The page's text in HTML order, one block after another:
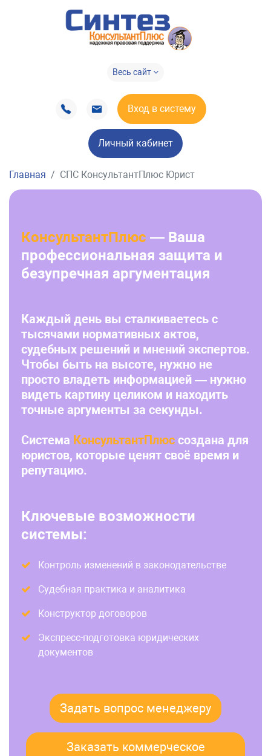
Весь сайт
Вход в систему
Личный кабинет
Главная СПС КонсультантПлюс Юрист
КонсультантПлюс — Ваша
профессиональная защита и
безупречная аргументация
Каждый день вы сталкиваетесь с
тысячами нормативных актов,
судебных решений и мнений экспертов.
Чтобы быть на высоте, нужно не
просто владеть информацией — нужно
видеть картину целиком и находить
точные аргументы за секунды.
Система КонсультантПлюс создана для
юристов, которые ценят своё время и
репутацию.
Ключевые возможности
системы:
Контроль изменений в законодательстве
Судебная практика и аналитика
Конструктор договоров
Экспресс-подготовка юридических
документов
Задать вопрос менеджеру
Заказать коммерческое